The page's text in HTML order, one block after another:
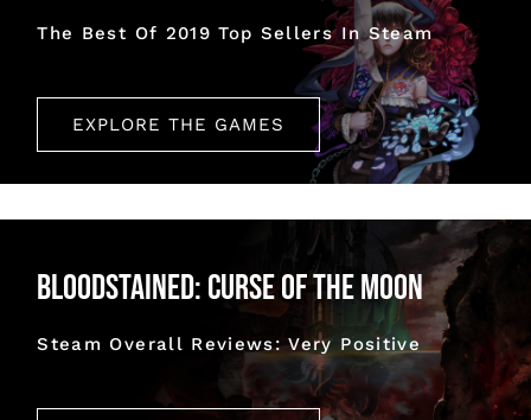
The Best Of 2019 Top Sellers In Steam
EXPLORE THE GAMES
Bloodstained: Curse of the Moon
Steam Overall Reviews: Very Positive